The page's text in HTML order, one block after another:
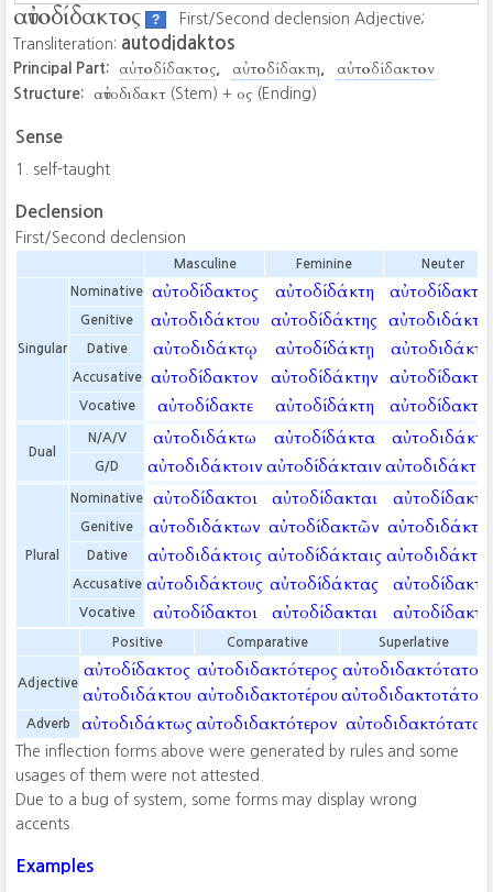
αὐτοδίδακτος ?
First/Second declension Adjective;
Transliteration: autodidaktos
Principal Part: αὐτοδίδακτος αὐτοδίδακτη αὐτοδίδακτον
Structure: αὐτοδιδακτ (Stem) + ος (Ending)
Sense
self-taught
Declension
First/Second declension
Masculine Feminine Neuter
Singular
Nominative αὐτοδίδακτος αὐτοδίδάκτη
Genitive αὐτοδιδάκτου αὐτοδίδάκτης
Dative αὐτοδιδάκτῳ αὐτοδίδάκτῃ
Accusative αὐτοδίδακτον αὐτοδίδάκτην
Vocative αὐτοδίδακτε αὐτοδίδάκτη
Dual
N/A/V αὐτοδιδάκτω αὐτοδίδάκτα
G/D αὐτοδιδάκτοιν αὐτοδίδάκταιν
Plural
Nominative αὐτοδίδακτοι αὐτοδίδακται αὐτοδίδακτα
Genitive αὐτοδιδάκτων αὐτοδίδακτῶν
Dative αὐτοδιδάκτοις αὐτοδίδάκταις
Accusative αὐτοδιδάκτους αὐτοδίδάκτας αὐτοδίδακτα
Vocative αὐτοδίδακτοι αὐτοδίδακται αὐτοδίδακτα
Positive Comparative Superlative
Adjective
αὐτοδίδακτος
αὐτοδιδάκτου
αὐτοδιδακτότερος
αὐτοδιδακτοτέρου
αὐτοδιδακτότατος
αὐτοδιδακτοτάτου
Adverb αὐτοδιδάκτωςαὐτοδιδακτότερον αὐτοδιδακτότατα
The inflection forms above were generated by rules and some
usages of them were not attested.
Due to a bug of system, some forms may display wrong
accents.
Examples